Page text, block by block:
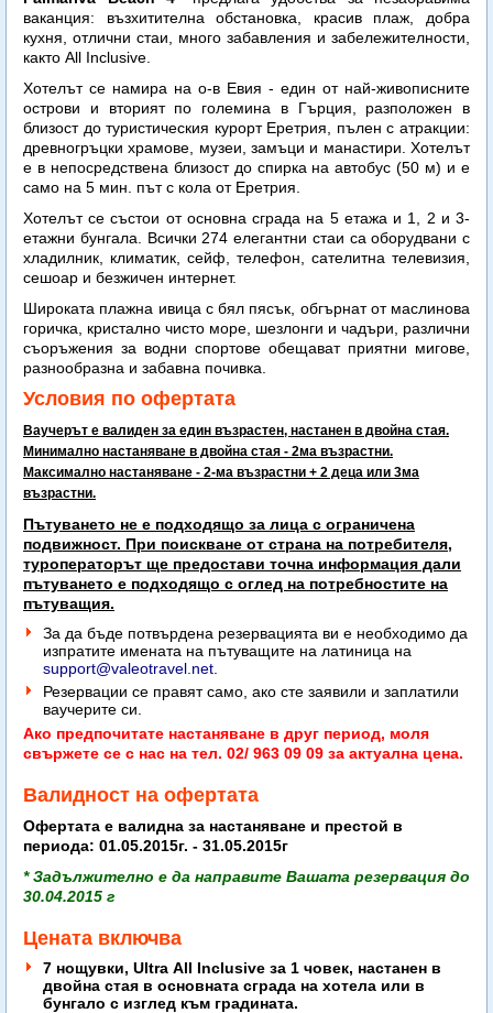
ваканция: възхитителна обстановка, красив плаж, добра
кухня, отлични стаи, много забавления и забележителности,
както All Inclusive.
Хотелът се намира на о-в Евия - един от най-живописните
острови и вторият по големина в Гърция, разположен в
близост до туристическия курорт Еретрия, пълен с атракции:
древногръцки храмове, музеи, замъци и манастири. Хотелът
е в непосредствена близост до спирка на автобус (50 м) и е
само на 5 мин. път с кола от Еретрия.
Хотелът се състои от основна сграда на 5 етажа и 1, 2 и 3-
етажни бунгала. Всички 274 елегантни стаи са оборудвани с
хладилник, климатик, сейф, телефон, сателитна телевизия,
сешоар и безжичен интернет.
Широката плажна ивица с бял пясък, обгърнат от маслинова
горичка, кристално чисто море, шезлонги и чадъри, различни
съоръжения за водни спортове обещават приятни мигове,
разнообразна и забавна почивка.
Условия по офертата
Ваучерът е валиден за един възрастен, настанен в двойна стая.
Минимално настаняване в двойна стая - 2ма възрастни.
Максимално настаняване - 2-ма възрастни + 2 деца или 3ма
възрастни.
Пътуването не е подходящо за лица с ограничена
подвижност. При поискване от страна на потребителя,
туроператорът ще предостави точна информация дали
пътуването е подходящо с оглед на потребностите на
пътуващия.
За да бъде потвърдена резервацията ви е необходимо да
изпратите имената на пътуващите на латиница на
support@valeotravel.net
Резервации се правят само, ако сте заявили и заплатили
ваучерите си.
Ако предпочитате настаняване в друг период, моля
свържете се с нас на тел. 02/ 963 09 09 за актуална цена.
Валидност на офертата
Офертата е валидна за настаняване и престой в
периода: 01.05.2015г. - 31.05.2015г
* Задължително е да направите Вашата резервация до
30.04.2015 г
Цената включва
7 нощувки, Ultra All Inclusive за 1 човек, настанен в
двойна стая в основната сграда на хотела или в
бунгало с изглед към градината.